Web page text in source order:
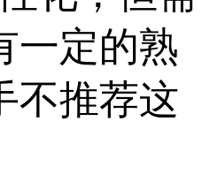
一定的熟
不推荐这